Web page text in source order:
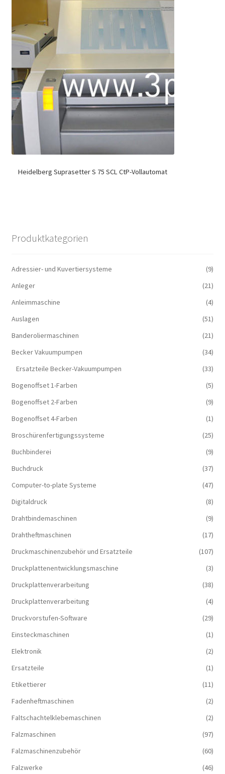
Heidelberg Suprasetter S 75 SCL CtP-Vollautomat
Produktkategorien
Adressier- und Kuvertiersysteme
(9)
Anleger
(21)
Anleimmaschine
(4)
Auslagen
(51)
Banderoliermaschinen
(21)
Becker Vakuumpumpen
(34)
Ersatzteile Becker-Vakuumpumpen
(33)
Bogenoffset 1-Farben
(5)
Bogenoffset 2-Farben
(9)
Bogenoffset 4-Farben
(1)
Broschürenfertigungssysteme
(25)
Buchbinderei
(9)
Buchdruck
(37)
Computer-to-plate Systeme
(47)
Digitaldruck
(8)
Drahtbindemaschinen
(9)
Drahtheftmaschinen
(17)
Druckmaschinenzubehör und Ersatzteile
(107)
Druckplattenentwicklungsmaschine
(3)
Druckplattenverarbeitung
(38)
Druckplattenverarbeitung
(4)
Druckvorstufen-Software
(29)
Einsteckmaschinen
(1)
Elektronik
(2)
Ersatzteile
(1)
Etikettierer
(11)
Fadenheftmaschinen
(2)
Faltschachtelklebemaschinen
(2)
Falzmaschinen
(97)
Falzmaschinenzubehör
(60)
Falzwerke
(46)